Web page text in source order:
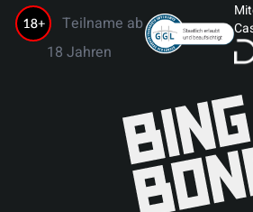
Teilname ab
18 Jahren